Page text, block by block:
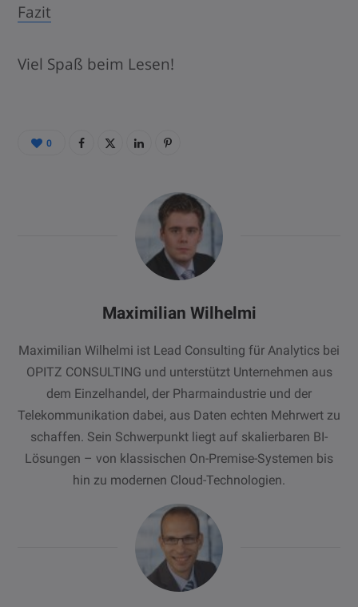
Fazit
Viel Spaß beim Lesen!
0
Maximilian Wilhelmi
Maximilian Wilhelmi ist Lead Consulting für Analytics bei
OPITZ CONSULTING und unterstützt Unternehmen aus
dem Einzelhandel, der Pharmaindustrie und der
Telekommunikation dabei, aus Daten echten Mehrwert zu
schaffen. Sein Schwerpunkt liegt auf skalierbaren BI-
Lösungen – von klassischen On-Premise-Systemen bis
hin zu modernen Cloud-Technologien.